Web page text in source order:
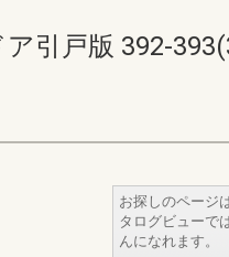
引戸版 392-
お探しのページ
タログビューで
んになれます。